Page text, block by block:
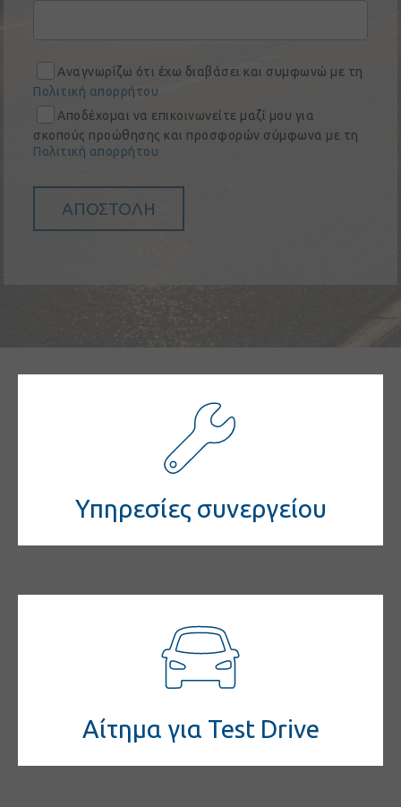
Αναγνωρίζω ότι έχω διαβάσει και συμφωνώ με τη
Πολιτική απορρήτου
Αποδέχομαι να επικοινωνείτε μαζί μου για
σκοπούς προώθησης και προσφορών σύμφωνα με τη
Πολιτική απορρήτου
Υπηρεσίες συνεργείου
Αίτημα για Test Drive